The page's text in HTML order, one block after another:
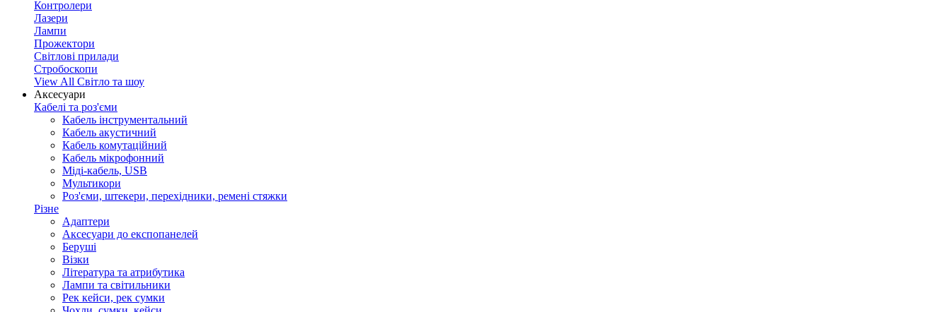
Контролери
Лазери
Лампи
Прожектори
Світлові прилади
Стробоскопи
View All Світло та шоу
Аксесуари
Кабелі та роз'єми
Кабель інструментальний
Кабель акустичний
Кабель комутаційний
Кабель мікрофонний
Міді-кабель, USB
Мультикори
Роз'єми, штекери, перехідники, ремені стяжки
Різне
Адаптери
Аксесуари до експопанелей
Беруші
Візки
Література та атрибутика
Лампи та світильники
Рек кейси, рек сумки